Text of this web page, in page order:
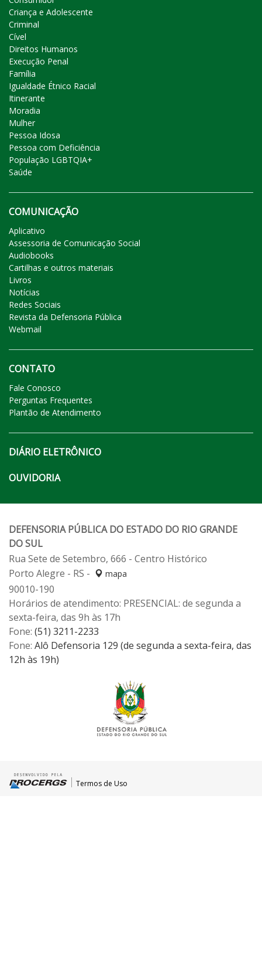
Criança e Adolescente
Criminal
Cível
Direitos Humanos
Execução Penal
Família
Igualdade Étnico Racial
Itinerante
Moradia
Mulher
Pessoa Idosa
Pessoa com Deficiência
População LGBTQIA+
Saúde
COMUNICAÇÃO
Aplicativo
Assessoria de Comunicação Social
Audiobooks
Cartilhas e outros materiais
Livros
Notícias
Redes Sociais
Revista da Defensoria Pública
Webmail
CONTATO
Fale Conosco
Perguntas Frequentes
Plantão de Atendimento
DIÁRIO ELETRÔNICO
OUVIDORIA
DEFENSORIA PÚBLICA DO ESTADO DO RIO GRANDE
DO SUL
Rua Sete de Setembro, 666 - Centro Histórico
Porto Alegre - RS -
mapa
90010-190
Horários de atendimento: PRESENCIAL: de segunda a
sexta-feira, das 9h às 17h
Fone: (51) 3211-2233
Fone: Alô Defensoria 129 (de segunda a sexta-feira, das
12h às 19h)
Termos de Uso